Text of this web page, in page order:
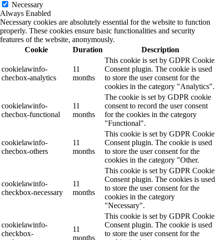
Necessary
Always Enabled
Necessary cookies are absolutely essential for the website to function
properly. These cookies ensure basic functionalities and security
features of the website, anonymously.
Cookie
Duration Description
cookielawinfo-
checbox-analytics
11
months
This cookie is set by GDPR Cookie
Consent plugin. The cookie is used
to store the user consent for the
cookies in the category "Analytics".
cookielawinfo-
checbox-functional
11
months
The cookie is set by GDPR cookie
consent to record the user consent
for the cookies in the category
"Functional".
cookielawinfo-
checbox-others
11
months
This cookie is set by GDPR Cookie
Consent plugin. The cookie is used
to store the user consent for the
cookies in the category "Other.
cookielawinfo-
checkbox-necessary
11
months
This cookie is set by GDPR Cookie
Consent plugin. The cookies is used
to store the user consent for the
cookies in the category
"Necessary".
cookielawinfo-
checkbox-
11
months
This cookie is set by GDPR Cookie
Consent plugin. The cookie is used
to store the user consent for the